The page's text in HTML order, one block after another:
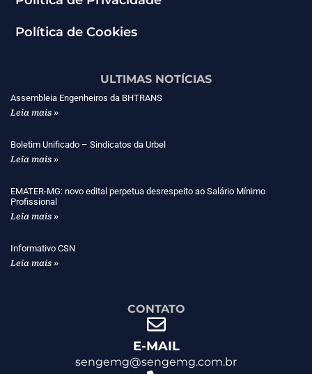
Política de Cookies
ULTIMAS NOTÍCIAS
Assembleia Engenheiros da BHTRANS
Leia mais »
Boletim Unificado – Sindicatos da Urbel
Leia mais »
EMATER-MG: novo edital perpetua desrespeito ao Salário Mínimo
Profissional
Leia mais »
Informativo CSN
Leia mais »
CONTATO
E-MAIL
sengemg@sengemg.com.br